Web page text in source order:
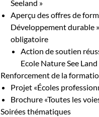
Seeland »
Aperçu des offres de
Développement durable
obligatoire
Action de soutien
Ecole Nature See Land
Renforcement de la
Projet «Écoles
Brochure «Toutes les
Soirées thématiques